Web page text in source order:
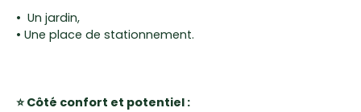
• Un jardin,
• Une place de stationnement.
⭐ Côté confort et potentiel :